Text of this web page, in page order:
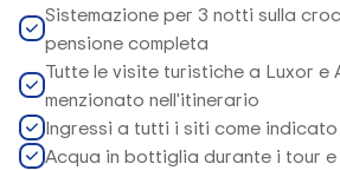
Sistemazione per 3 notti sulla
pensione completa
Tutte le visite turistiche a Luxor e
menzionato nell'itinerario
Ingressi a tutti i siti come
Acqua in bottiglia durante i tour